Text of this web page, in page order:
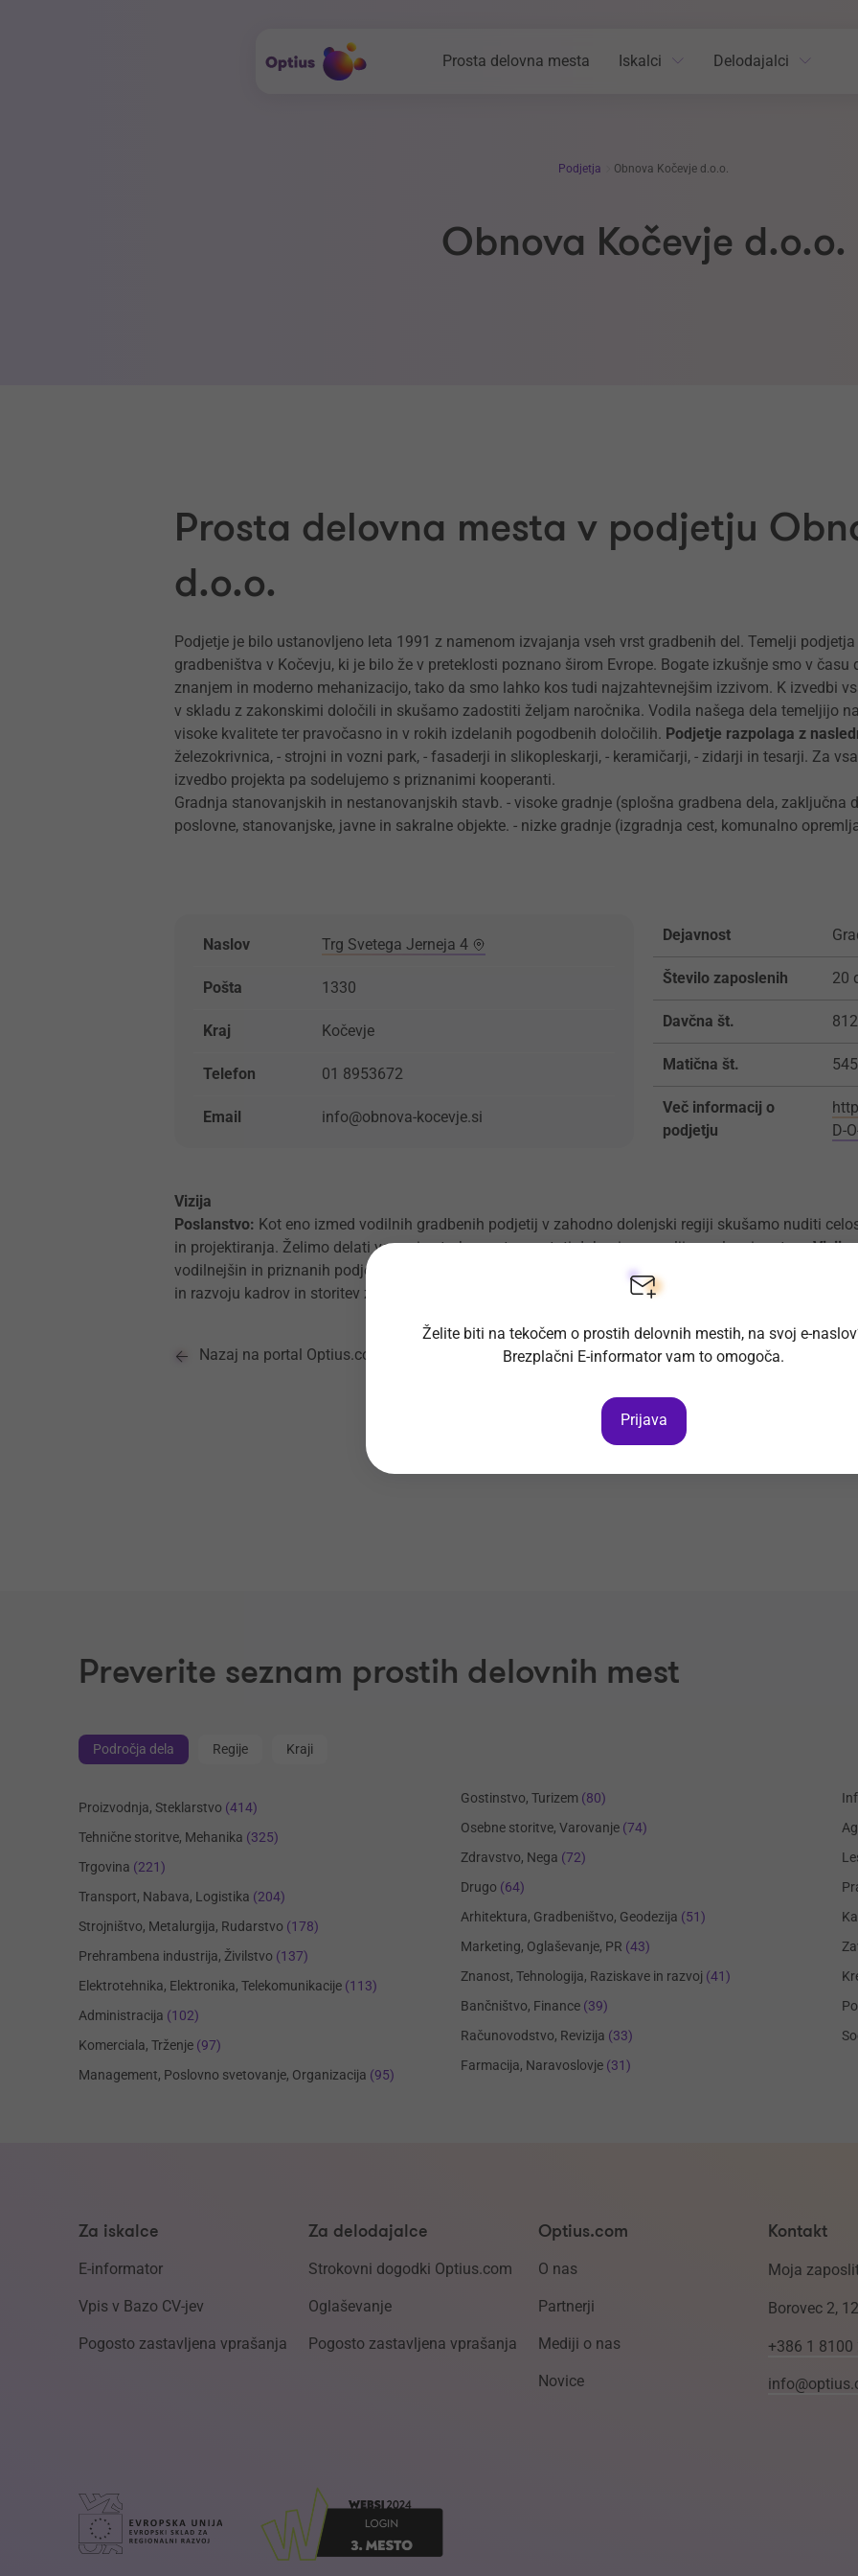
Prosta delovna mesta Iskalci Delodajalci
Podjetja Obnova Kočevje d.o.o.
Obnova Kočevje d.o.o.
Prosta delovna mesta v podjetju
d.o.o.
Podjetje je bilo ustanovljeno leta 1991 z namenom izvajanja vseh vrst gradbenih del. Temelji
gradbeništva v Kočevju, ki je bilo že v preteklosti poznano širom Evrope. Bogate izkušnje smo v
znanjem in moderno mehanizacijo, tako da smo lahko kos tudi najzahtevnejšim izzivom. K izvedbi
v skladu z zakonskimi določili in skušamo zadostiti željam naročnika. Vodila našega dela temeljijo
visoke kvalitete ter pravočasno in v rokih izdelanih pogodbenih določilih. Podjetje razpolaga z
železokrivnica, - strojni in vozni park, - fasaderji in slikopleskarji, - keramičarji, - zidarji in tesarji. Za
izvedbo projekta pa sodelujemo s priznanimi kooperanti.
Gradnja stanovanjskih in nestanovanjskih stavb. - visoke gradnje (splošna gradbena dela, zaključna
poslovne, stanovanjske, javne in sakralne objekte. - nizke gradnje (izgradnja cest, komunalno
Naslov Trg Svetega Jerneja 4
Pošta 1330
Kraj Kočevje
Telefon 01 8953672
Email info@obnova-kocevje.si
Dejavnost
Število zaposlenih 20
Davčna št.
Matična št.
Več informacij o
podjetju
D-
Vizija
Poslanstvo: Kot eno izmed vodilnih gradbenih podjetij v zahodno dolenjski regiji skušamo nuditi
in projektiranja. Želimo delati varno in strokovno ter postati dober in zanesljiv poslovni partner.Vizija:
vodilnejšin in priznanih podjetij v Sloveniji na področju gradbeništva in projektiranja. Tudi v bodoče
in razvoju kadrov in storitev za zadovoljitev tako naročnikov kot zaposlenih.
Nazaj na portal Optius.com
Preverite seznam prostih delovnih mest
Področja dela Regije Kraji
Proizvodnja, Steklarstvo (414)
Tehnične storitve, Mehanika (325)
Trgovina (221)
Transport, Nabava, Logistika (204)
Strojništvo, Metalurgija, Rudarstvo (178)
Prehrambena industrija, Živilstvo (137)
Elektrotehnika, Elektronika, Telekomunikacije (113)
Administracija (102)
Komerciala, Trženje (97)
Management, Poslovno svetovanje, Organizacija (95)
Gostinstvo, Turizem (80)
Osebne storitve, Varovanje (74)
Zdravstvo, Nega (72)
Drugo (64)
Arhitektura, Gradbeništvo, Geodezija (51)
Marketing, Oglaševanje, PR (43)
Znanost, Tehnologija, Raziskave in razvoj (41)
Bančništvo, Finance (39)
Računovodstvo, Revizija (33)
Farmacija, Naravoslovje (31)
Za iskalce
E-informator
Vpis v Bazo CV-jev
Pogosto zastavljena vprašanja
Za delodajalce
Strokovni dogodki Optius.com
Oglaševanje
Pogosto zastavljena vprašanja
Optius.com
O nas
Partnerji
Mediji o nas
Novice
Kontakt
Moja
Borovec 2,
+386 1 8100
Želite biti na tekočem o prostih delovnih mestih, na svoj e-
Brezplačni E-informator vam to omogoča.
Prijava